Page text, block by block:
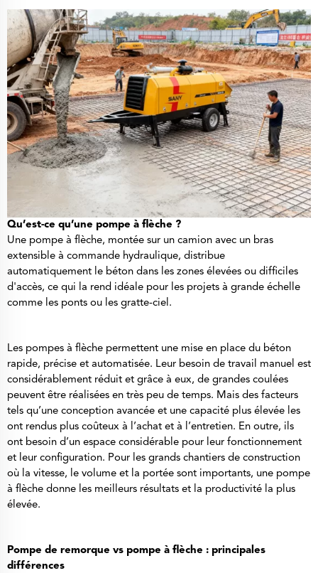
Qu’est-ce qu’une pompe à flèche ?
Une pompe à flèche, montée sur un camion avec un bras
extensible à commande hydraulique, distribue
automatiquement le béton dans les zones élevées ou difficiles
d'accès, ce qui la rend idéale pour les projets à grande échelle
comme les ponts ou les gratte-ciel.
Les pompes à flèche permettent une mise en place du béton
rapide, précise et automatisée. Leur besoin de travail manuel est
considérablement réduit et grâce à eux, de grandes coulées
peuvent être réalisées en très peu de temps. Mais des facteurs
tels qu’une conception avancée et une capacité plus élevée les
ont rendus plus coûteux à l’achat et à l’entretien. En outre, ils
ont besoin d’un espace considérable pour leur fonctionnement
et leur configuration. Pour les grands chantiers de construction
où la vitesse, le volume et la portée sont importants, une pompe
à flèche donne les meilleurs résultats et la productivité la plus
élevée.
Pompe de remorque vs pompe à flèche : principales
différences